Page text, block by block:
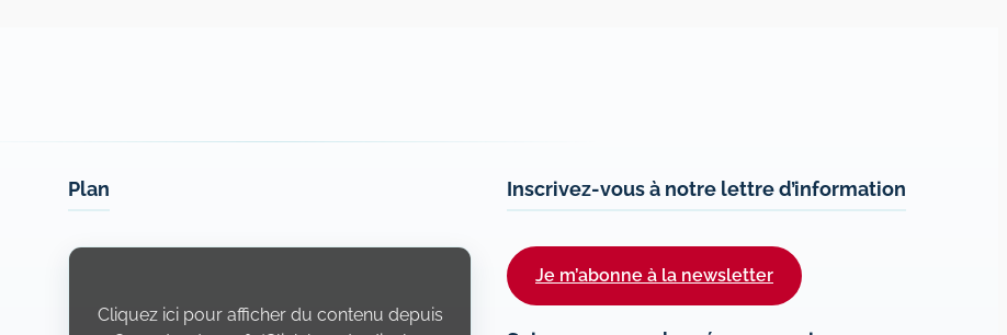
Plan
Display
Openstreetmap.fr
Cliquez ici pour afficher du contenu depuis
Inscrivez-vous à notre lettre d’information
Je m’abonne à la newsletter